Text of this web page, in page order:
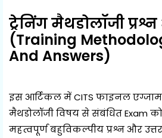
ट्रेनिंग मैथडोलॉजी
(Training
And Answers)
इस आर्टिकल में CITS फाइनल
मैथडोलॉजी विषय से संबंधित Exam
महत्वपूर्ण बहुविकल्पीय प्रश्न और